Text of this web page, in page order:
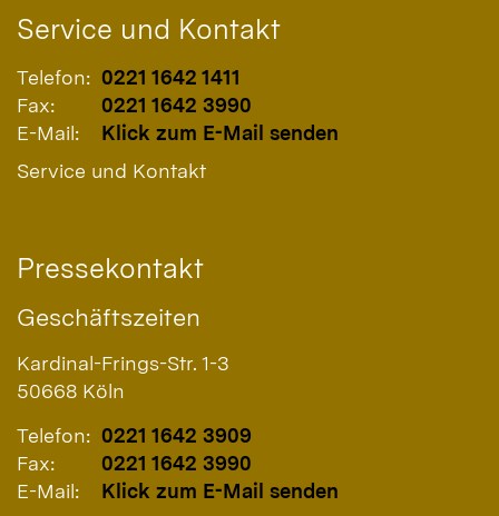
Service und Kontakt
Telefon: 0221 1642 1411
Fax:
0221 1642 3990
E-Mail:
Klick zum E-Mail senden
Service und Kontakt
Pressekontakt
Geschäftszeiten
Kardinal-Frings-Str. 1-3
50668 Köln
Telefon: 0221 1642 3909
Fax:
0221 1642 3990
E-Mail:
Klick zum E-Mail senden